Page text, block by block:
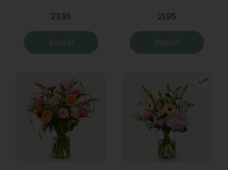
23,95
Bestel
21,95
Bestel